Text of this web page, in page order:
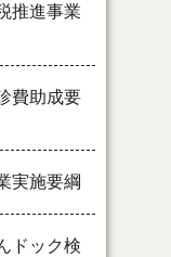
推進事業
費助成要
実施要綱
ドック検